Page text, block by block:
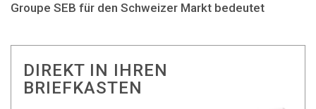
Groupe SEB für den Schweizer Markt bedeutet
DIREKT IN IHREN
BRIEFKASTEN